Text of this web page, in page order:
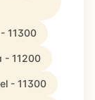
11300
- 11200
- 11300